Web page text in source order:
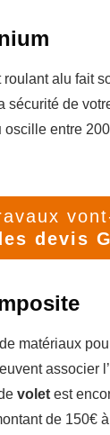
alu fait
de
oscille entre
devis
matériaux
associer
volet est
de 150€